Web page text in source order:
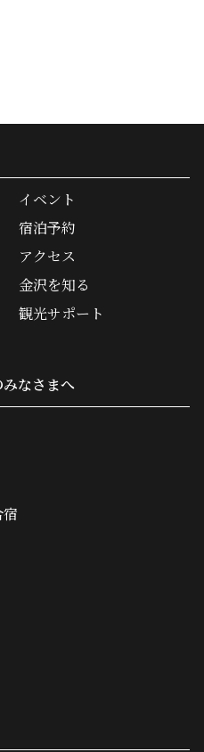
イベント
宿泊予約
アクセス
金沢を知る
観光サポート
なさまへ